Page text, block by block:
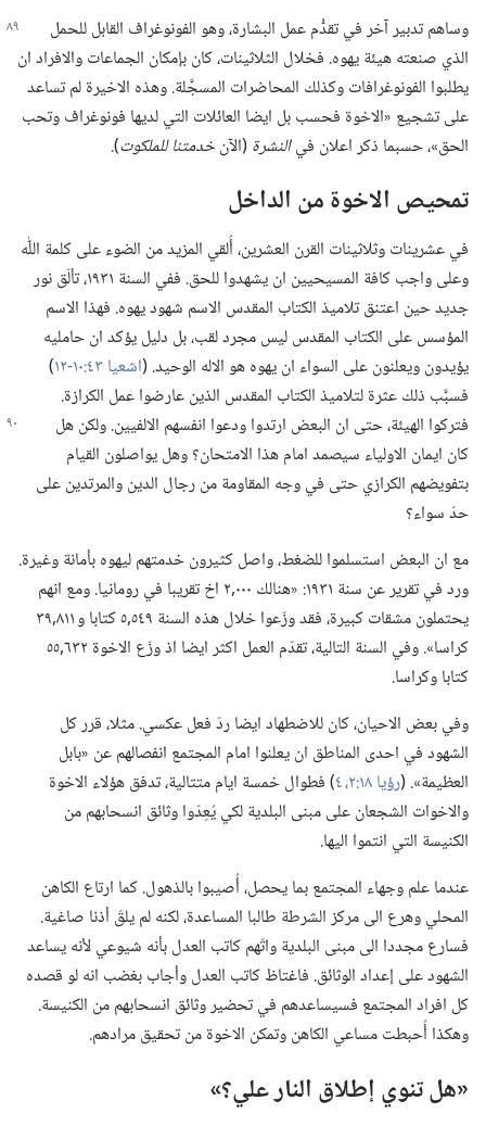
وساهم تدبير آخر في تقدُّم عمل البشارة،‏ وهو الفونوغراف القابلللحمل
الذي صنعته هيئة يهوه.‏ فخلال الثلاثينات،‏ كان بإمكان الجماعات والافراد ان
يطلبوا الفونوغرافات وكذلك المحاضرات المسجَّلة.‏ وهذه الاخيرة لم تساعد
على تشجيع «الاخوة فحسب بل ايضا العائلات التي لديها فونوغراف وتحب
الحق»،‏ حسبما ذكر اعلان فيالنشرة(‏الآنخدمتنا للملكوت‏)‏.‏
تمحيص الاخوة من الداخل
في عشرينات وثلاثينات القرن العشرين،‏ أُلقي المزيد من الضوء على كلمة اللّٰه
وعلى واجب كافة المسيحيين ان يشهدوا للحق.‏ ففي السنة ١٩٣١،‏ تألّق نور
جديد حين اعتنق تلاميذ الكتاب المقدس الاسم شهود يهوه.‏ فهذا الاسم
المؤسس على الكتاب المقدس ليس مجرد لقب،‏ بل دليل يؤكد ان حامليه
يؤيدون ويعلنون على السواء ان يهوه هو الاله الوحيد.‏ (‏اشعيا ٤٣:‏١٠-‏١٢
‏)‏
فسبَّب ذلك عثرة لتلاميذ الكتاب المقدس الذين عارضوا عمل الكرازة.‏
فتركوا الهيئة،‏ حتى ان البعض ارتدوا ودعوا انفسهم الالفيين.‏ ولكن هل
كان ايمان الاولياء سيصمد امام هذا الامتحان؟‏ وهل يواصلون القيام
بتفويضهم الكرازي حتى في وجه المقاومة من رجال الدين والمرتدين على
حدّ سواء؟‏
مع ان البعض استسلموا للضغط،‏ واصل كثيرون خدمتهم ليهوه بأمانة وغيرة.‏
ورد في تقرير عن سنة ١٩٣١:‏ «هنالك ٠٠٠‏,٢ اخ تقريبا في رومانيا.‏ ومع انهم
يحتملون مشقات كبيرة،‏ فقد وزّعوا خلال هذه السنة ٥٤٩‏,٥ كتابا و ٨١١‏,٣٩
كراسا».‏ وفي السنة التالية،‏ تقدّم العمل اكثر ايضا اذ وزّع الاخوة ٦٣٢‏,٥٥
كتابا وكراسا.‏
وفي بعض الاحيان،‏ كان للاضطهاد ايضا ردّ فعل عكسي.‏ مثلا،‏ قرر كل
الشهود في احدى المناطق ان يعلنوا امام المجتمع انفصالهم عن «بابل
العظيمة».‏ (‏رؤيا ١٨:‏٢،‏
‏)‏ فطوال خمسة ايام متتالية،‏ تدفق هؤلاء الاخوة
والاخوات الشجعان على مبنى البلدية لكي يُعِدّوا وثائق انسحابهم من
الكنيسة التي انتموا اليها.‏
عندما علم وجهاء المجتمع بما يحصل،‏ أُصيبوا بالذهول.‏ كما ارتاع الكاهن
المحلي وهرع الى مركز الشرطة طالبا المساعدة،‏ لكنه لم يلقَ أذنا صاغية.‏
فسارع مجددا الى مبنى البلدية واتّهم كاتب العدل بأنه شيوعي لأنه يساعد
الشهود على إعداد الوثائق.‏ فاغتاظ كاتب العدل وأجاب بغضب انه لو قصده
كل افراد المجتمع فسيساعدهم في تحضير وثائق انسحابهم من الكنيسة.‏
وهكذا أُحبطت مساعي الكاهن وتمكن الاخوة من تحقيق مرادهم.‏
‏«هل تنوي إطلاق النار علي؟‏»‏